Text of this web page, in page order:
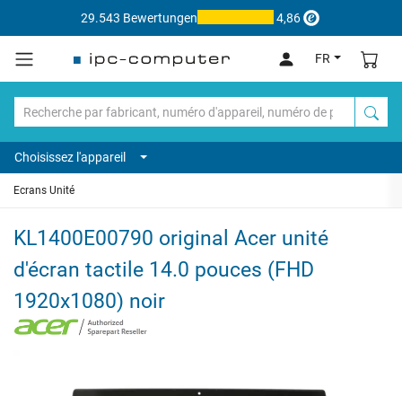
29.543 Bewertungen 4,86
FR
Choisissez l'appareil
Ecrans Unité
KL1400E00790 original Acer unité
d'écran tactile 14.0 pouces (FHD
1920x1080) noir